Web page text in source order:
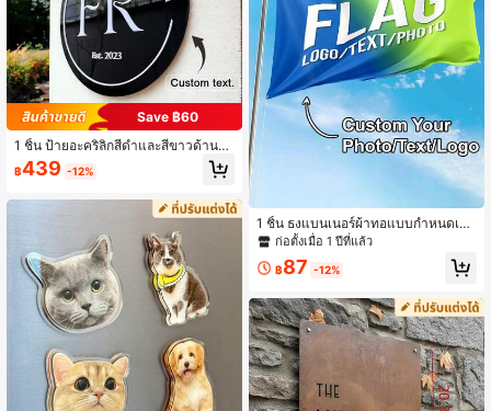
Save ฿60
1 ชิ้น ป้ายอะคริลิกสีดำและสีขาวด้านที่
สามารถปรับแต่งได้, ป้ายทางเข้าติดผนั
ง, สำหรับใช้ในเชิงพาณิชย์, ข้อความแ
พาร์ตเมนต์, ของขวัญวันแม่, สไตล์โมเดิ
ร์นและเมืองชิค, ของขวัญขึ้นบ้านใหม่
฿439 -12%
1 ชิ้น ธงแบนเนอร์ผ้าทอแบบกำหนดเอ
ง, ธงสวน, ธงลานบ้าน, แบนเนอร์โลโก้
กแต่งผนัง, บ้าน, งานแต่งงาน, ป้ายต้อน
ก่อตั้งเมื่อ 1 ปีที่แล้ว
฿87 -12%